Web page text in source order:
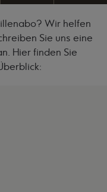
Wir helfen
Sie uns eine
Hier finden Sie